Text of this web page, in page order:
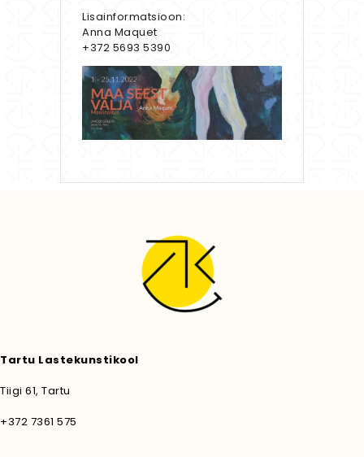
Lisainformatsioon:
Anna Maquet
+372 5693 5390
Tartu Lastekunstikool
Tiigi 61, Tartu
+372 7361 575